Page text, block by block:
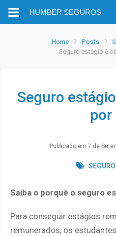
HUMBER SEGUROS
Home Posts
Seguro estágio é
Seguro
por
7 de
Saiba o porquê o seguro
Para conseguir estágios
remunerados, os